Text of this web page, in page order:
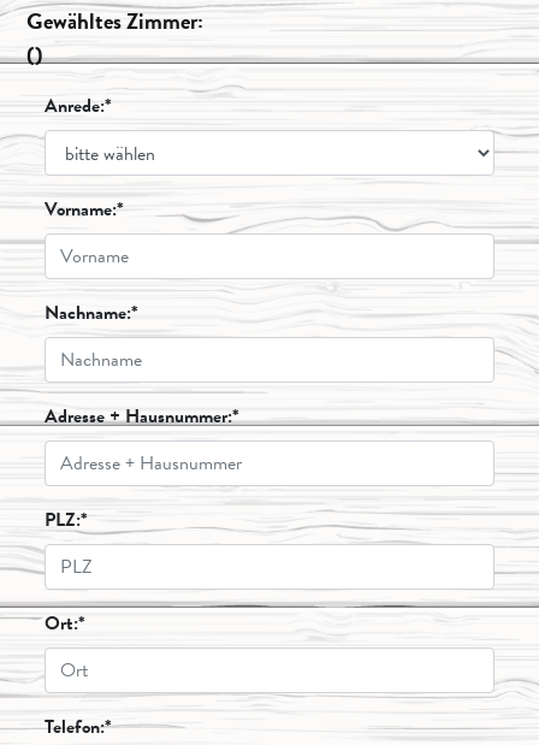
Gewähltes Zimmer:
()
Anrede:*
Vorname:*
Nachname:*
Adresse + Hausnummer:*
PLZ:*
Ort:*
Telefon:*